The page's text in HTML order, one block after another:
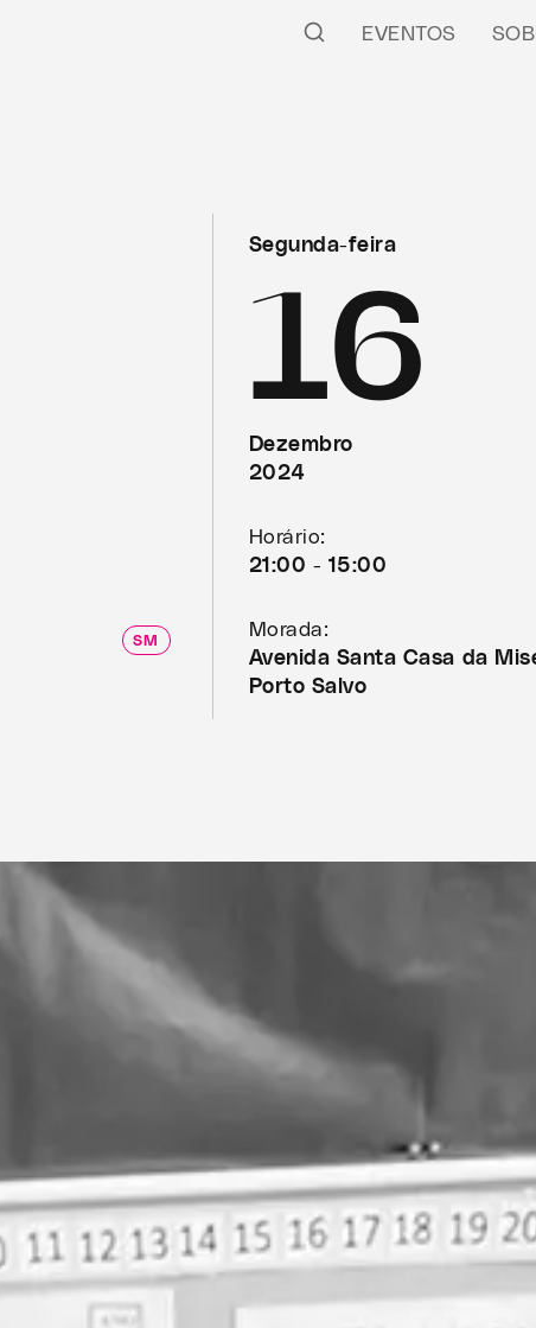
EVENTOS
SM
Segunda-feira
16
Dezembro
2024
Horário:
21:00 - 15:00
Morada:
Avenida Santa Casa da
Porto Salvo